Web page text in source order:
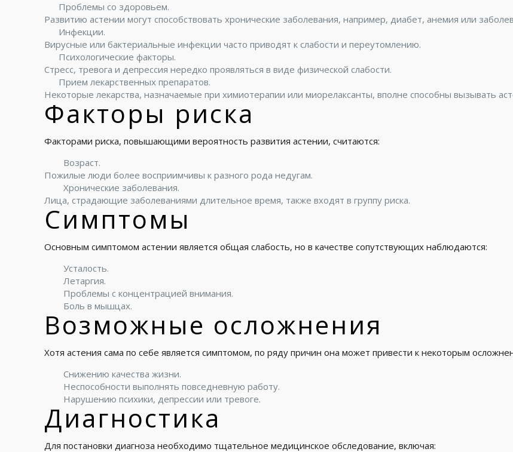
Проблемы со здоровьем.
Развитию астении могут способствовать хронические заболевания, например, диабет, анемия или
Инфекции.
Вирусные или бактериальные инфекции часто приводят к слабости и переутомлению.
Психологические факторы.
Стресс, тревога и депрессия нередко проявляться в виде физической слабости.
Прием лекарственных препаратов.
Некоторые лекарства, назначаемые при химиотерапии или миорелаксанты, вполне способны вызывать
Факторы риска
Факторами риска, повышающими вероятность развития астении, считаются:
Возраст.
Пожилые люди более восприимчивы к разного рода недугам.
Хронические заболевания.
Лица, страдающие заболеваниями длительное время, также входят в группу риска.
Симптомы
Основным симптомом астении является общая слабость, но в качестве сопутствующих наблюдаются:
Усталость.
Летаргия.
Проблемы с концентрацией внимания.
Боль в мышцах.
Возможные осложнения
Хотя астения сама по себе является симптомом, по ряду причин она может привести к некоторым
Снижению качества жизни.
Неспособности выполнять повседневную работу.
Нарушению психики, депрессии или тревоге.
Диагностика
Для постановки диагноза необходимо тщательное медицинское обследование, включая: